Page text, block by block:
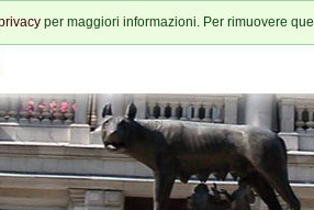
per maggiori informazioni. Per rimuovere